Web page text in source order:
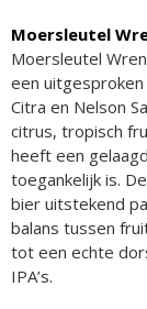
Moersleutel
Moersleutel
een
Citra en Nelson
citrus, tropisch
heeft een
toegankelijk is.
bier uitstekend
balans tussen
tot een echte
IPA’s.